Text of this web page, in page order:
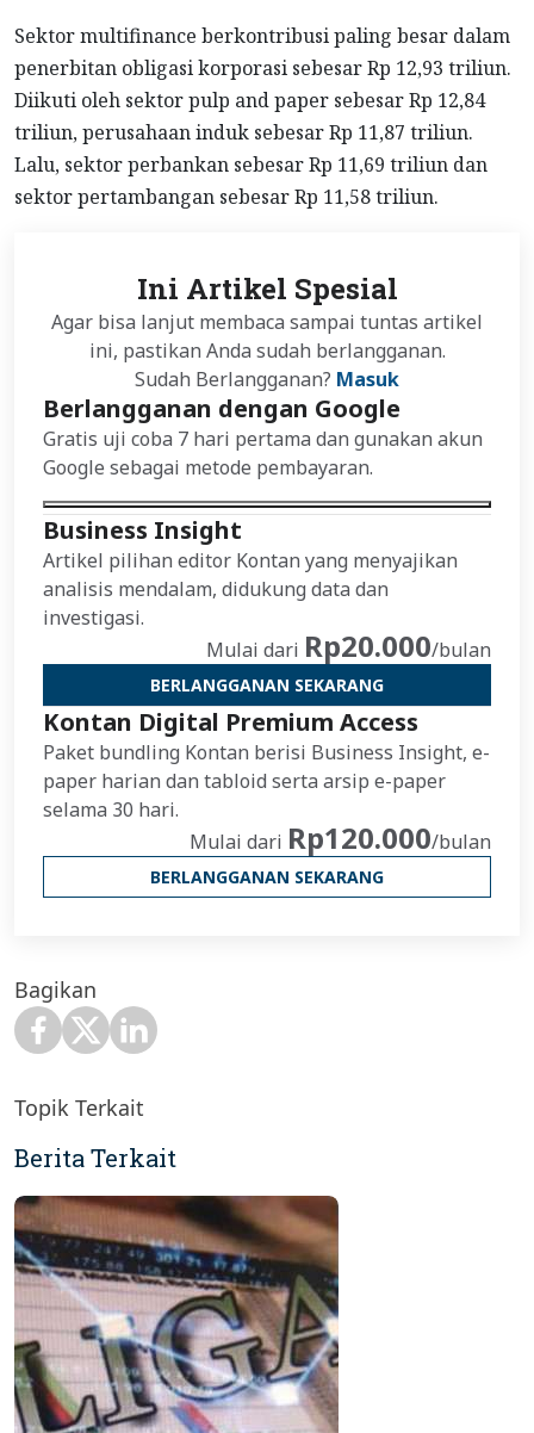
Sektor multifinance berkontribusi paling besar dalam
penerbitan obligasi korporasi sebesar Rp 12,93 triliun.
Diikuti oleh sektor pulp and paper sebesar Rp 12,84
triliun, perusahaan induk sebesar Rp 11,87 triliun.
Lalu, sektor perbankan sebesar Rp 11,69 triliun dan
sektor pertambangan sebesar Rp 11,58 triliun.
Ini Artikel Spesial
Agar bisa lanjut membaca sampai tuntas artikel
ini, pastikan Anda sudah berlangganan.
Sudah Berlangganan? Masuk
Berlangganan dengan Google
Gratis uji coba 7 hari pertama dan gunakan akun
Google sebagai metode pembayaran.
Business Insight
Artikel pilihan editor Kontan yang menyajikan
analisis mendalam, didukung data dan
investigasi.
Mulai dari Rp20.000/bulan
BERLANGGANAN SEKARANG
Kontan Digital Premium Access
Paket bundling Kontan berisi Business Insight, e-
paper harian dan tabloid serta arsip e-paper
selama 30 hari.
Mulai dari Rp120.000/bulan
BERLANGGANAN SEKARANG
Bagikan
Topik Terkait
Berita Terkait